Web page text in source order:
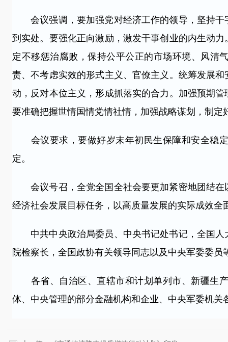
会议强调，要加强党对经济工作的领导，坚持干
到实处。要强化正向激励，激发干事创业的内生动
定不移惩治腐败，保持公平公正的市场环境、风清
责、不考虑实效的形式主义、官僚主义。统筹发展
动，反对本位主义，形成抓落实的合力。加强预期
要准确把握世情国情党情社情，加强战略谋划，制定
会议要求，要做好岁末年初民生保障和安全稳定
定。
会议号召，全党全国全社会要更加紧密地团结在
经济社会发展目标任务，以高质量发展的实际成效全
中共中央政治局委员、中央书记处书记，全国人
院检察长，全国政协有关领导同志以及中央军委委员
各省、自治区、直辖市和计划单列市、新疆生产
体、中央管理的部分金融机构和企业、中央军委机关